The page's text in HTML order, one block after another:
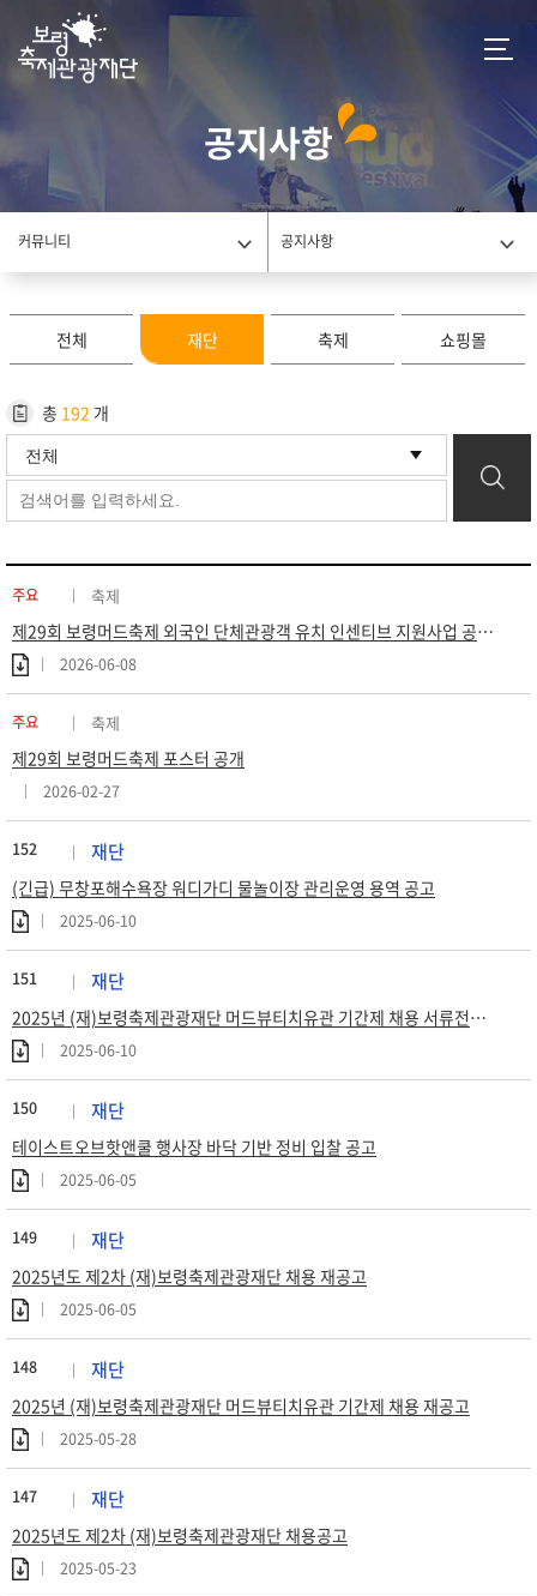
공지사항
커뮤니티 공지사항
전체 재단 축제 쇼핑몰
총 192 개
주요 축제
제29회 보령머드축제 외국인 단체관광객 유치 인센티브 지원사업 공고 (재공고)
2026-06-08
주요 축제
제29회 보령머드축제 포스터 공개
2026-02-27
152 재단
(긴급) 무창포해수욕장 워디가디 물놀이장 관리운영 용역 공고
2025-06-10
151 재단
2025년 (재)보령축제관광재단 머드뷰티치유관 기간제 채용 서류전형 합격자 공고
2025-06-10
150 재단
테이스트오브핫앤쿨 행사장 바닥 기반 정비 입찰 공고
2025-06-05
149 재단
2025년도 제2차 (재)보령축제관광재단 채용 재공고
2025-06-05
148 재단
2025년 (재)보령축제관광재단 머드뷰티치유관 기간제 채용 재공고
2025-05-28
147 재단
2025년도 제2차 (재)보령축제관광재단 채용공고
2025-05-23